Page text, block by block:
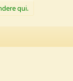
qui.